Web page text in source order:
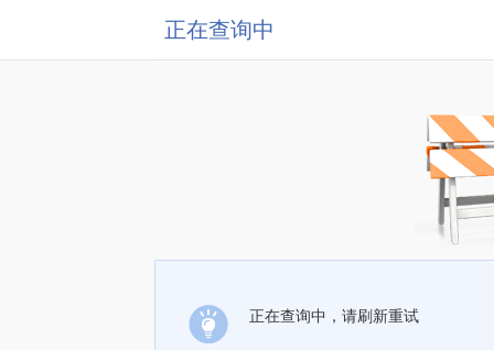
正在查询中
正在查询中，请刷新重试